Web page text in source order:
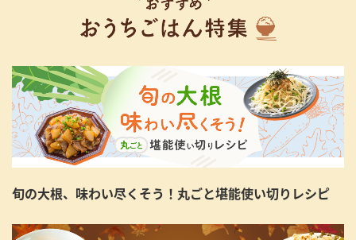
旬の大根、味わい尽くそう！丸ごと堪能使い切りレシピ